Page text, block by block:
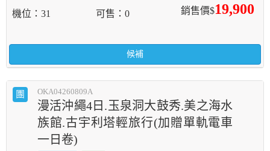
銷售價$19,900
機位 31 可售 0
候補
團 OKA04260809A
漫活沖繩4日.玉泉洞大鼓秀.美之海水
族館.古宇利塔輕旅行(加贈單軌電車
一日卷)